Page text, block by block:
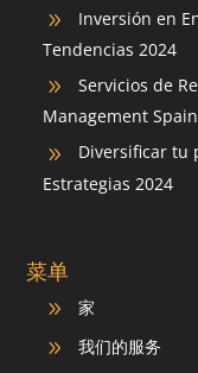
9
Inversión en
Tendencias 2024
9
Servicios de
Management Spain
9
Diversificar tu
Estrategias 2024
菜单
9 家
9 我们的服务